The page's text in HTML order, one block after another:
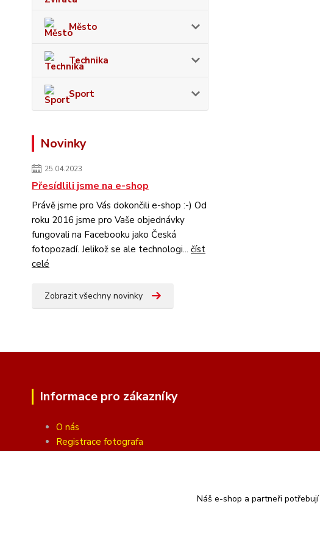
Město
Technika
Sport
Novinky
25.04.2023
Přesídlili jsme na e-shop
Právě jsme pro Vás dokončili e-shop :-) Od
roku 2016 jsme pro Vaše objednávky
fungovali na Facebooku jako Česká
fotopozadí. Jelikož se ale technologi... číst
celé
Zobrazit všechny novinky
Informace pro zákazníky
O nás
Registrace fotografa
Náš e-shop a partneři potřebují